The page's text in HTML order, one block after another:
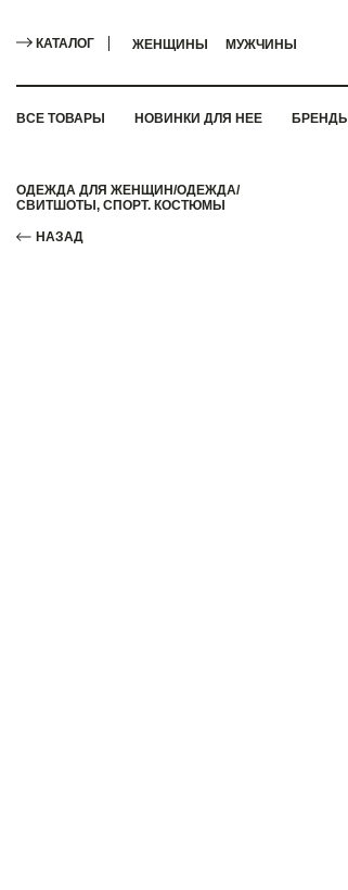
КАТАЛОГ ЖЕНЩИНЫ МУЖЧИНЫ
ВСЕ ТОВАРЫ НОВИНКИ ДЛЯ НЕЕ БРЕНДЫ
ОДЕЖДА ДЛЯ ЖЕНЩИН/ОДЕЖДА/
СВИТШОТЫ, СПОРТ. КОСТЮМЫ
НАЗАД